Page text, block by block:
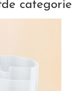
categorie